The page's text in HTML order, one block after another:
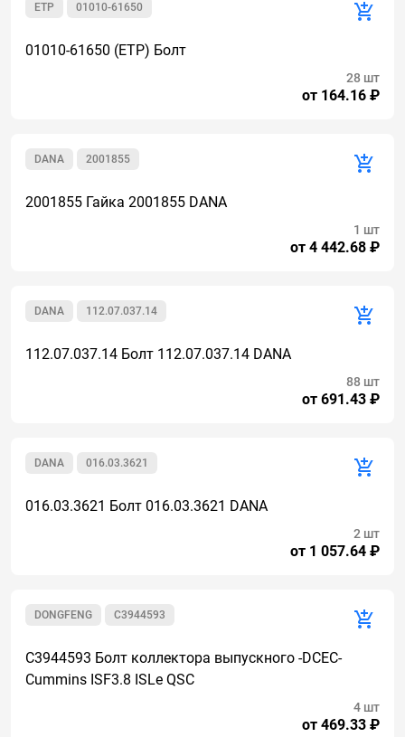
01010-61650
ETP
01010-61650 (ETP) Болт
от 164.16 ₽
28 шт
2001855
DANA
2001855 Гайка 2001855 DANA
от 4 442.68 ₽
1 шт
112.07.037.14
DANA
112.07.037.14 Болт 112.07.037.14 DANA
от 691.43 ₽
88 шт
016.03.3621
DANA
016.03.3621 Болт 016.03.3621 DANA
от 1 057.64 ₽
2 шт
C3944593
DONGFENG
C3944593 Болт коллектора выпускного -DCEC-
Cummins ISF3.8 ISLe QSC
от 469.33 ₽
4 шт